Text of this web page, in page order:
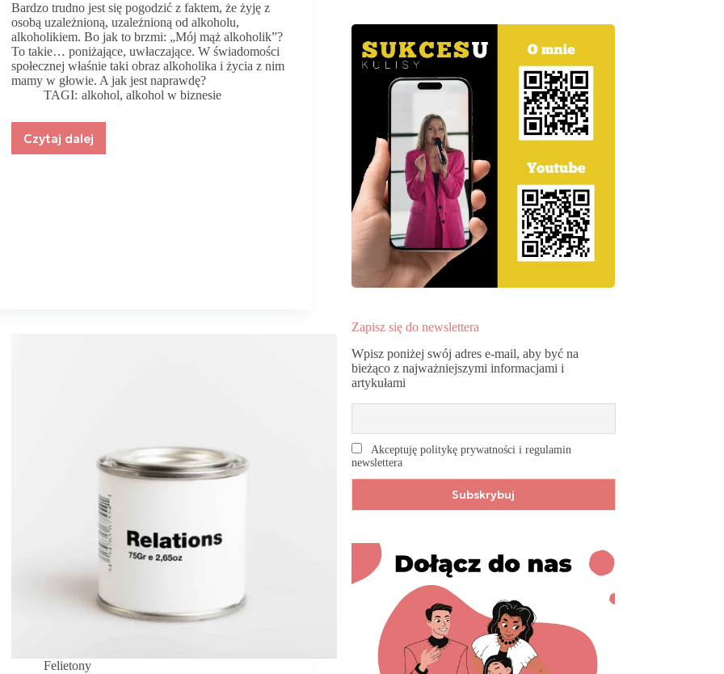
Bardzo trudno jest się pogodzić z faktem, że żyję z
osobą uzależnioną, uzależnioną od alkoholu,
alkoholikiem. Bo jak to brzmi: „Mój mąż alkoholik”?
To takie… poniżające, uwłaczające. W świadomości
społecznej właśnie taki obraz alkoholika i życia z nim
mamy w głowie. A jak jest naprawdę?
TAGI: alkohol, alkohol w biznesie
Czytaj dalej
Małgorzata
Felietony
Zapisz się do newslettera
Wpisz poniżej swój adres e-mail, aby być na
bieżąco z najważniejszymi informacjami i
artykułami
Akceptuję politykę prywatności i regulamin
newslettera